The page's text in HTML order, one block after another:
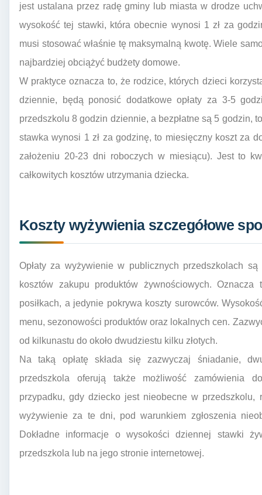
jest ustalana przez radę gminy lub miasta w drodze
wysokość tej stawki, która obecnie wynosi 1 zł za
musi stosować właśnie tę maksymalną kwotę. Wiele
najbardziej obciążyć budżety domowe.
W praktyce oznacza to, że rodzice, których dzieci
dziennie, będą ponosić dodatkowe opłaty za 3-5
przedszkolu 8 godzin dziennie, a bezpłatne są 5 godzin,
stawka wynosi 1 zł za godzinę, to miesięczny koszt za
założeniu 20-23 dni roboczych w miesiącu). Jest to
całkowitych kosztów utrzymania dziecka.
Koszty wyżywienia szczegółowe
Opłaty za wyżywienie w publicznych przedszkolach
kosztów zakupu produktów żywnościowych.
posiłkach, a jedynie pokrywa koszty surowców.
menu, sezonowości produktów oraz lokalnych cen.
od kilkunastu do około dwudziestu kilku złotych.
Na taką opłatę składa się zazwyczaj śniadanie,
przedszkola oferują także możliwość zamówienia
przypadku, gdy dziecko jest nieobecne w
wyżywienie za te dni, pod warunkiem zgłoszenia
Dokładne informacje o wysokości dziennej stawki
przedszkola lub na jego stronie internetowej.